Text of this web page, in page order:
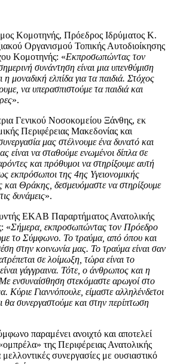
Κομοτηνής, Πρόεδρος Ιδρύματος Κ.
Οργανισμού Τοπικής Αυτοδιοίκησης
Κομοτηνής: «Εκπροσωπώντας τον
συνάντηση είναι μια υπενθύμιση
η μοναδική ελπίδα για τα παιδιά. Στόχος
να υπερασπιστούμε τα παιδιά και
».
Γενικού Νοσοκομείου Ξάνθης, εκ
Περιφέρειας Μακεδονίας και
μας στέλνουμε ένα δυνατό και
είναι να σταθούμε ενωμένοι δίπλα σε
και πρόθυμοι να στηρίξουμε αυτή
εκπρόσωποι της 4ης Υγειονομικής
και Θράκης, δεσμευόμαστε να στηρίξουμε
δυνάμεις».
ΕΚΑΒ Παραρτήματος Ανατολικής
«Σήμερα, εκπροσωπώντας τον Πρόεδρο
το Σύμφωνο. Το τραύμα, από όπου και
στην κοινωνία μας. Το τραύμα είναι σαν
σε λοίμωξη, τώρα είναι το
γάγγραινα. Τότε, ο άνθρωπος και η
ενσυναίσθηση στεκόμαστε αρωγοί στο
Κύριε Γιαννόπουλε, είμαστε αλληλένδετοι
θα συνεργαστούμε και στην περίπτωση
παραμένει ανοιχτό και αποτελεί
της Περιφέρειας Ανατολικής
συνεργασίες με ουσιαστικό